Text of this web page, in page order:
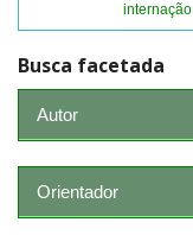
internação
Busca facetada
Autor
Orientador